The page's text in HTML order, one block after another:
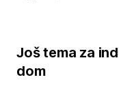
Još tema za
dom